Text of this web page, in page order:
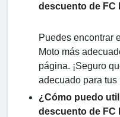
descuento de FC
Puedes encontrar
Moto más
página. ¡Seguro
adecuado para tus
¿Cómo puedo
descuento de FC